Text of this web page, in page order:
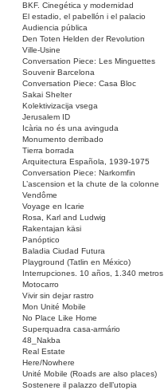
BKF. Cinegética y modernidad
El estadio, el pabellón i el palacio
Audiencia pública
Den Toten Helden der Revolution
Ville-Usine
Conversation Piece: Les Minguettes
Souvenir Barcelona
Conversation Piece: Casa Bloc
Sakai Shelter
Kolektivizacija vsega
Jerusalem ID
Icària no és una avinguda
Monumento derribado
Tierra borrada
Arquitectura Española, 1939-1975
Conversation Piece: Narkomfin
L’ascension et la chute de la colonne
Vendôme
Voyage en Icarie
Rosa, Karl and Ludwig
Rakentajan käsi
Panóptico
Baladia Ciudad Futura
Playground (Tatlin en México)
Interrupciones. 10 años, 1.340 metros
Motocarro
Vivir sin dejar rastro
Mon Unité Mobile
No Place Like Home
Superquadra casa-armário
48_Nakba
Real Estate
Here/Nowhere
Unité Mobile (Roads are also places)
Sostenere il palazzo dell’utopia